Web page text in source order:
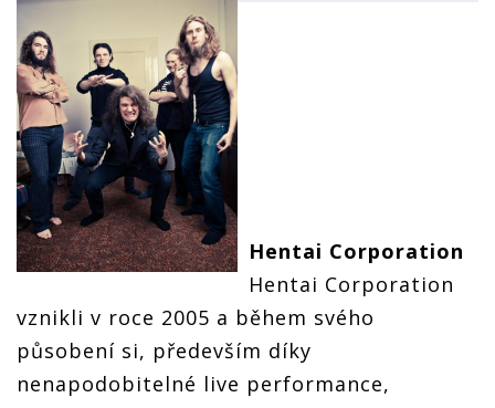
Hentai Corporation
Hentai Corporation
vznikli v roce 2005 a během svého
působení si, především díky
nenapodobitelné live performance,